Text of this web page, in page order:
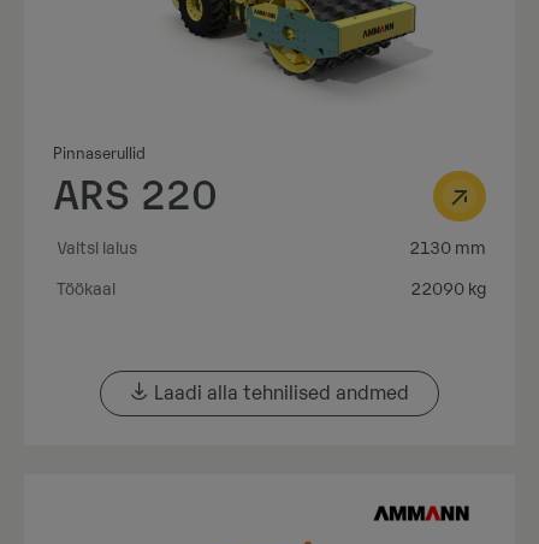
Pinnaserullid
ARS 220
Valtsi laius
2130 mm
Töökaal
22090 kg
Laadi alla tehnilised andmed